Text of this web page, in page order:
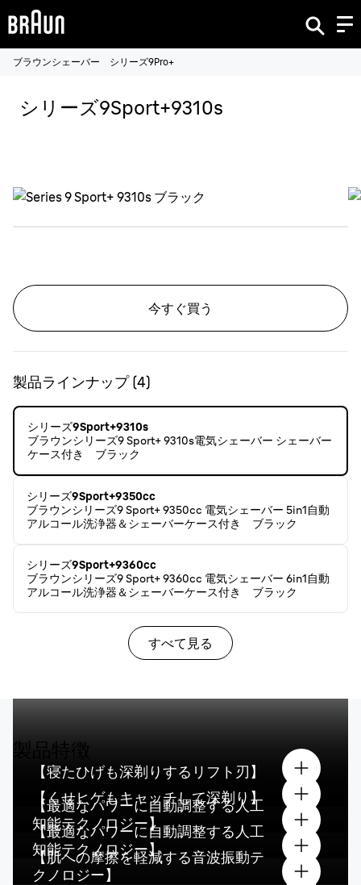
ブラウンシェーバー シリーズ9Pro+
シリーズ9Sport+9310s
今すぐ買う
製品ラインナップ(4)
シリーズ9Sport+9310s
ブラウンシリーズ9 Sport+ 9310s電気シェーバー シェーバー
ケース付き ブラック
シリーズ9Sport+9350cc
ブラウンシリーズ9 Sport+ 9350cc 電気シェーバー 5in1自動
アルコール洗浄器＆シェーバーケース付き ブラック
シリーズ9Sport+9360cc
ブラウンシリーズ9 Sport+ 9360cc 電気シェーバー 6in1自動
アルコール洗浄器＆シェーバーケース付き ブラック
すべて見る
製品特徴
【寝たひげも深剃りするリフト刃】
【くせヒゲもキャッチして深剃り】
【最適なパワーに自動調整する人工
知能テクノロジー】
【最適なパワーに自動調整する人工
知能テクノロジー】
【肌への摩擦を軽減する音波振動テ
クノロジー】